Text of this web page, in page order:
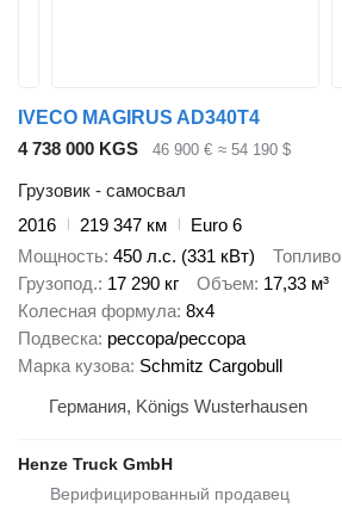
IVECO MAGIRUS AD340T4
4 738 000 KGS
46 900 € ≈ 54 190 $
Грузовик - самосвал
2016
219 347 км
Euro 6
Мощность 450 л.с. (331 кВт) Топливо
Грузопод. 17 290 кг Объем 17,33 м³
Колесная формула 8x4
Подвеска рессора/рессора
Марка кузова Schmitz Cargobull
Германия, Königs Wusterhausen
Henze Truck GmbH